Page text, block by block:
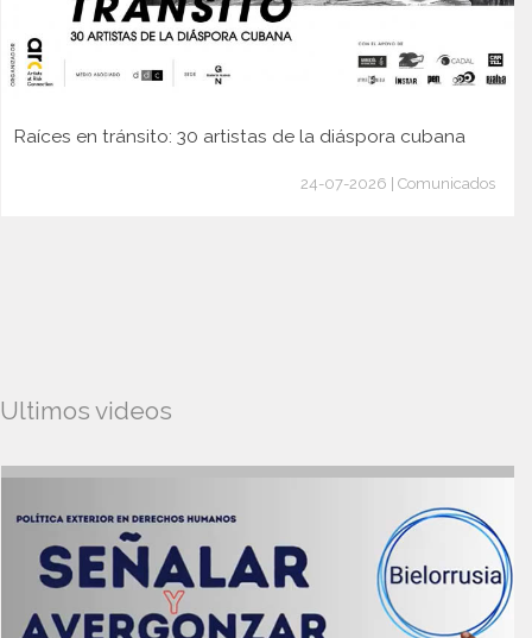
Raíces en tránsito: 30 artistas de la diáspora cubana
24-07-2026 | Comunicados
Ultimos videos